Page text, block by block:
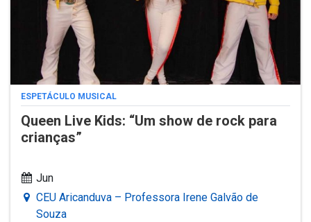
ESPETÁCULO MUSICAL
Queen Live Kids: “Um show de rock para
crianças”
Jun
CEU Aricanduva – Professora Irene Galvão de
Souza